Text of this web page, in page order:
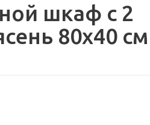
шкаф с 2
80x40 см